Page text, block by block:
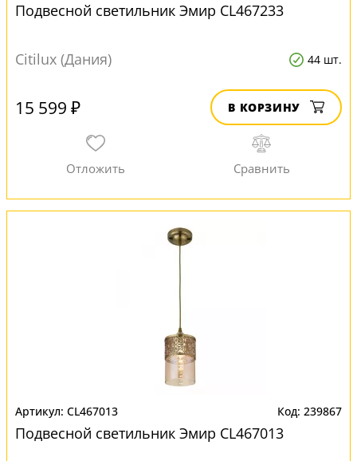
Подвесной светильник Эмир CL467233
Citilux (Дания) 44 шт.
15 599 ₽ В КОРЗИНУ
CL467013 239867
Подвесной светильник Эмир CL467013